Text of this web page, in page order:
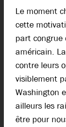
Le moment
cette
part congrue
américain.
contre leurs
visiblement
Washington
ailleurs les
être pour